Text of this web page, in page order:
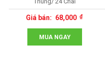
68,000
MUA NGAY